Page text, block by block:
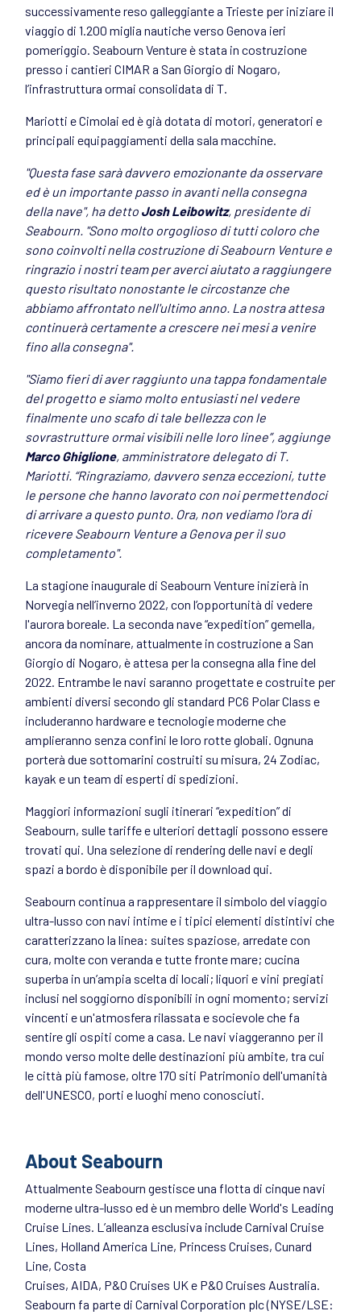
successivamente reso galleggiante a Trieste per iniziare il
viaggio di 1.200 miglia nautiche verso Genova ieri
pomeriggio. Seabourn Venture è stata in costruzione
presso i cantieri CIMAR a San Giorgio di Nogaro,
l’infrastruttura ormai consolidata di T.
Mariotti e Cimolai ed è già dotata di motori, generatori e
principali equipaggiamenti della sala macchine.
"Questa fase sarà davvero emozionante da osservare
ed è un importante passo in avanti nella consegna
della nave", ha detto Josh Leibowitz, presidente di
Seabourn. "Sono molto orgoglioso di tutti coloro che
sono coinvolti nella costruzione di Seabourn Venture e
ringrazio i nostri team per averci aiutato a raggiungere
questo risultato nonostante le circostanze che
abbiamo affrontato nell'ultimo anno. La nostra attesa
continuerà certamente a crescere nei mesi a venire
fino alla consegna".
"Siamo fieri di aver raggiunto una tappa fondamentale
del progetto e siamo molto entusiasti nel vedere
finalmente uno scafo di tale bellezza con le
sovrastrutture ormai visibili nelle loro linee”, aggiunge
Marco Ghiglione, amministratore delegato di T.
Mariotti. “Ringraziamo, davvero senza eccezioni, tutte
le persone che hanno lavorato con noi permettendoci
di arrivare a questo punto. Ora, non vediamo l'ora di
ricevere Seabourn Venture a Genova per il suo
completamento".
La stagione inaugurale di Seabourn Venture inizierà in
Norvegia nell’inverno 2022, con l’opportunità di vedere
l'aurora boreale. La seconda nave “expedition” gemella,
ancora da nominare, attualmente in costruzione a San
Giorgio di Nogaro, è attesa per la consegna alla fine del
2022. Entrambe le navi saranno progettate e costruite per
ambienti diversi secondo gli standard PC6 Polar Class e
includeranno hardware e tecnologie moderne che
amplieranno senza confini le loro rotte globali. Ognuna
porterà due sottomarini costruiti su misura, 24 Zodiac,
kayak e un team di esperti di spedizioni.
Maggiori informazioni sugli itinerari “expedition” di
Seabourn, sulle tariffe e ulteriori dettagli possono essere
trovatiqui. Una selezione di rendering delle navi e degli
spazi a bordo è disponibile per il downloadqui.
Seabourn continua a rappresentare il simbolo del viaggio
ultra-lusso con navi intime e i tipici elementi distintivi che
caratterizzano la linea: suites spaziose, arredate con
cura, molte con veranda e tutte fronte mare; cucina
superba in un’ampia scelta di locali; liquori e vini pregiati
inclusi nel soggiorno disponibili in ogni momento; servizi
vincenti e un'atmosfera rilassata e socievole che fa
sentire gli ospiti come a casa. Le navi viaggeranno per il
mondo verso molte delle destinazioni più ambite, tra cui
le città più famose, oltre 170 siti Patrimonio dell'umanità
dell'UNESCO, porti e luoghi meno conosciuti.
About Seabourn
Attualmente Seabourn gestisce una flotta di cinque navi
moderne ultra-lusso ed è un membro delle World's Leading
Cruise Lines. L’alleanza esclusiva include Carnival Cruise
Lines, Holland America Line, Princess Cruises, Cunard
Line, Costa
Cruises, AIDA, P&O Cruises UK e P&O Cruises Australia.
Seabourn fa parte di Carnival Corporation plc (NYSE/LSE: